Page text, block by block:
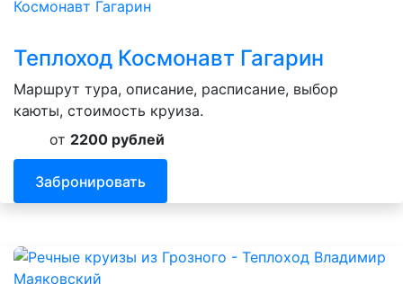
Теплоход Космонавт Гагарин
Маршрут тура, описание, расписание, выбор
каюты, стоимость круиза.
от 2200 рублей
Забронировать